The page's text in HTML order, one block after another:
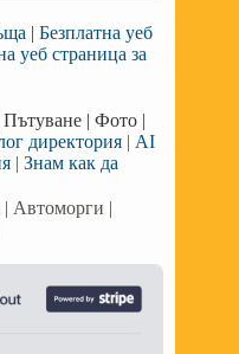
|Безплатна уеб
уеб страница за
Пътуване |Фото |
директория | AI
|Знам как да
Автоморги |